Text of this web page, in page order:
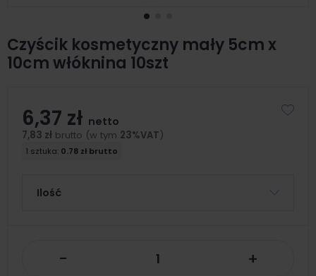
Czyścik kosmetyczny mały 5cm x
10cm włóknina 10szt
6,37 zł netto
7,83 zł brutto (w tym 23%VAT)
1 sztuka: 0.78 zł brutto
Ilość
- +